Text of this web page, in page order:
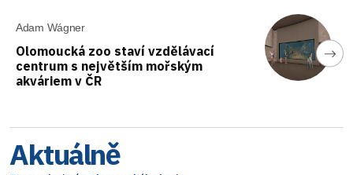
Adam Wágner
Olomoucká zoo staví vzdělávací
centrum s největším mořským
akváriem v ČR
Aktuálně